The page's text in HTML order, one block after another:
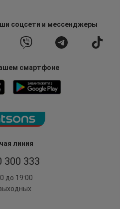
линия
300 333
до 19:00
соцсети и мессенджеры
смартфоне